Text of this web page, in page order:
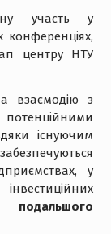
участь у
конференціях,
центру НТУ
взаємодію з
існуючим
у